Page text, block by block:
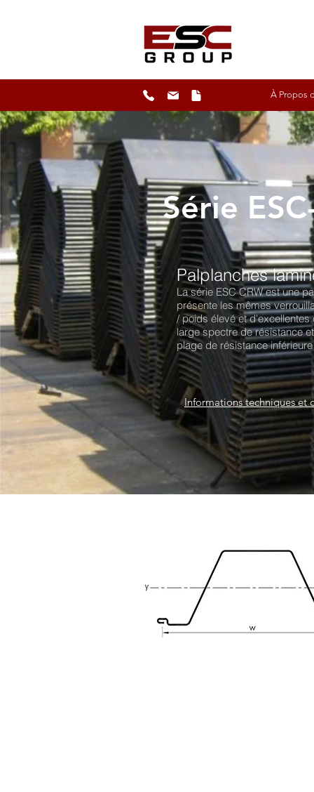
À Propos
Série
Informations techniques et
Palplanches
La série ESC CRW est une
présente les mêmes
/ poids élevé et d'excellentes
large spectre de résistance
plage de résistance